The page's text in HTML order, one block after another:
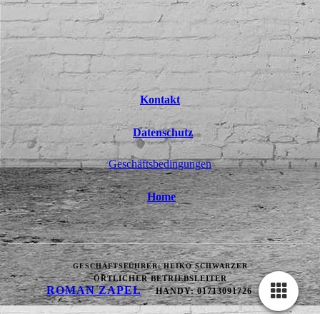
Kontakt
Datenschutz
Geschäftsbedingungen
Home
GESCHÄFTSFÜHRER: HEIKO SCHWARZER
ÖRTLICHER BETRIEBSLEITER
ROMAN ZAPEL HANDY: 01713091726